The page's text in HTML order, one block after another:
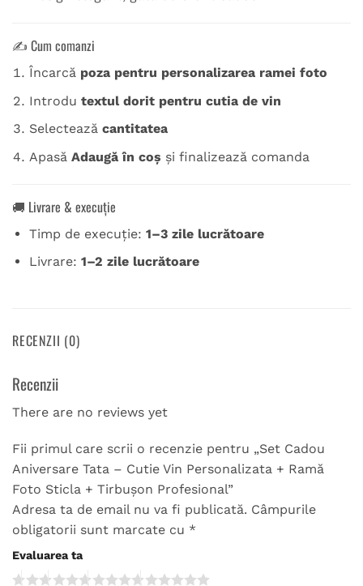
✍️ Cum comanzi
Încarcă poza pentru personalizarea ramei foto
Introdu textul dorit pentru cutia de vin
Selectează cantitatea
Apasă Adaugă în coș și finalizează comanda
🚚 Livrare & execuție
Timp de execuție: 1–3 zile lucrătoare
Livrare: 1–2 zile lucrătoare
RECENZII (0)
Recenzii
There are no reviews yet
Fii primul care scrii o recenzie pentru „Set Cadou
Aniversare Tata – Cutie Vin Personalizata + Ramă
Foto Sticla + Tirbușon Profesional”
Adresa ta de email nu va fi publicată. Câmpurile
obligatorii sunt marcate cu *
Evaluarea ta